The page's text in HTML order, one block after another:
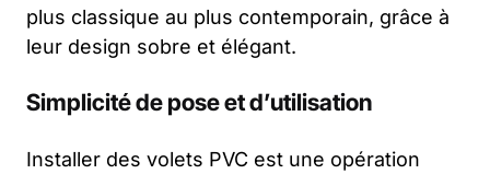
plus classique au plus contemporain, grâce à
leur design sobre et élégant.
Simplicité de pose et d’utilisation
Installer des volets PVC est une opération